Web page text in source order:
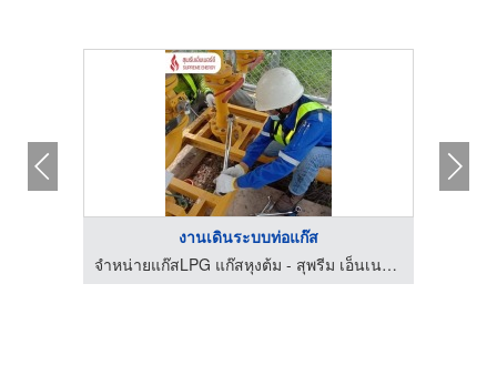
งานเดินระบบท่อแก๊ส
จำหน่ายแก๊สLPG แก๊สหุงต้ม - สุพรีม เอ็นเนอร์ยี